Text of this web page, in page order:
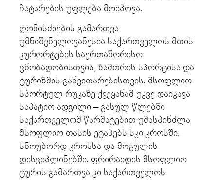
ჩატარების უფლება მოიპოვა.
ღონისძიების გამართვა
უმნიშვნელოვანესია საქართველოს მთის
კურორტების საერთაშორისო
ცნობადობისთვის, ზამთრის სპორტისა და
ტურიზმის განვითარებისთვის. მსოფლიო
სპორტულ რუკაზე ქვეყანამ უკვე დაიკავა
საპატიო ადგილი – გასულ წლებში
საქართველომ წარმატებით უმასპინძლა
მსოფლიო თასის ეტაპებს სკი კროსში,
სნოუბორდ კროსსა და მოგულის
დისციპლინებში. ფრირაიდის მსოფლიო
ტურის გამართვა კი საქართველოს